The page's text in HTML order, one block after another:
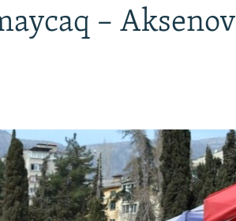
– Aksenov